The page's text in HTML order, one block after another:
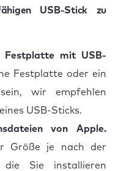
USB-Stick zu
Festplatte mit USB-
Festplatte oder ein
wir empfehlen
USB-Sticks.
von Apple.
Größe je nach der
die Sie installieren